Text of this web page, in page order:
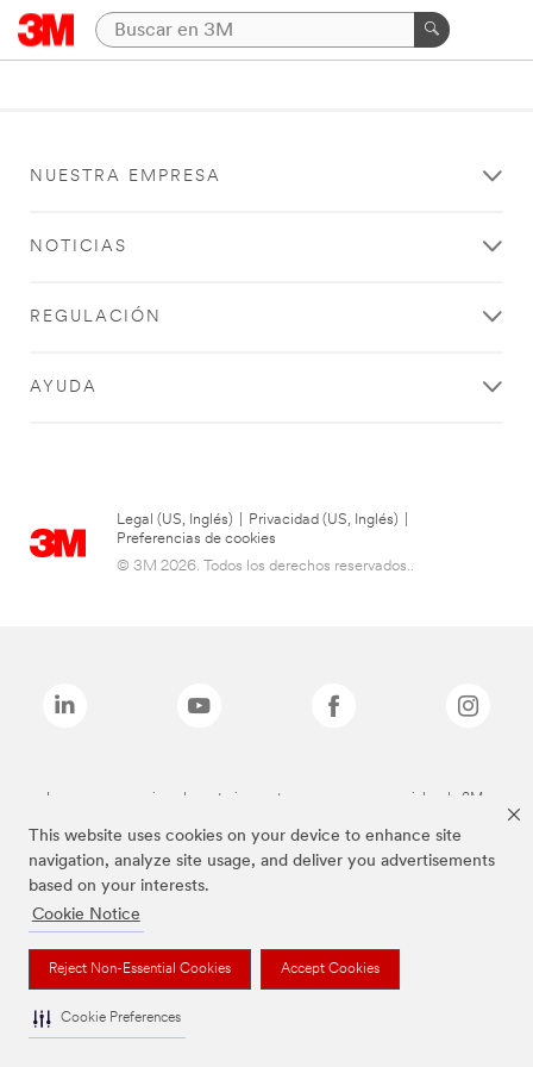
This website uses cookies on your device to enhance site
navigation, analyze site usage, and deliver you advertisements
based on your interests.
Cookie Notice
Reject Non-Essential Cookies Accept Cookies
Cookie Preferences
NUESTRA EMPRESA
NOTICIAS
REGULACIÓN
AYUDA
Legal (US, Inglés) Privacidad (US, Inglés)
Preferencias de cookies
© 3M 2026. Todos los derechos reservados..
Las marcas mencionadas anteriormente son marcas comerciales de 3M.